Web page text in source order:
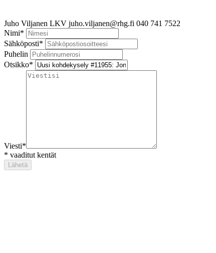
Juho Viljanen LKV juho.viljanen@rhg.fi 040 741 7522
Nimi*
Sähköposti*
Puhelin
Otsikko*
Viesti*
* vaaditut kentät